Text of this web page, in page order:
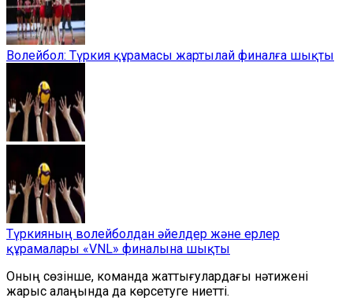
Волейбол: Түркия құрамасы жартылай финалға шықты
Түркияның волейболдан әйелдер және ерлер
құрамалары «VNL» финалына шықты
Оның сөзінше, команда жаттығулардағы нәтижені
жарыс алаңында да көрсетуге ниетті.